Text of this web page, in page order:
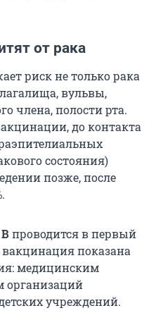
от рака
риск не только рака
вульвы,
члена, полости рта.
до контакта
состояния)
позже, после
проводится в первый
показана
медицинским
организаций
учреждений.